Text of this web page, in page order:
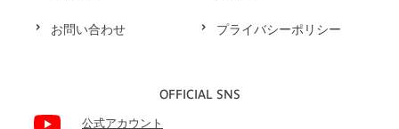
お問い合わせ プライバシーポリシー
OFFICIAL SNS
公式アカウント